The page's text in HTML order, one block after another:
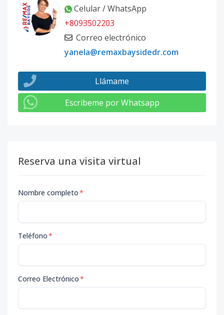
Celular / WhatsApp
+8093502203
Correo electrónico
yanela@remaxbaysidedr.com
Llámame
Escribeme por Whatsapp
Reserva una visita virtual
Nombre completo*
Teléfono*
Correo Electrónico*